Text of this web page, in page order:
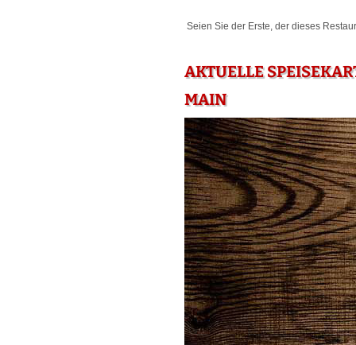
Seien Sie der Erste, der dieses
AKTUELLE
MAIN